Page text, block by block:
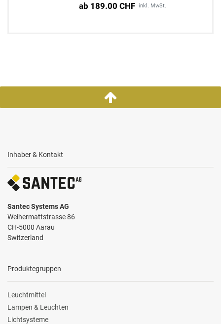
ab 189.00 CHF inkl. MwSt.
Inhaber & Kontakt
Santec Systems AG
Weihermattstrasse 86
CH-5000 Aarau
Switzerland
Produktegruppen
Leuchtmittel
Lampen & Leuchten
Lichtsysteme